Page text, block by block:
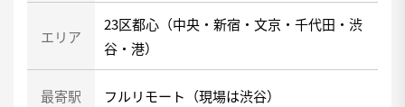
エリア
23区都心（中央・新宿・文京・千代田・渋
谷・港）
最寄駅 フルリモート（現場は渋谷）